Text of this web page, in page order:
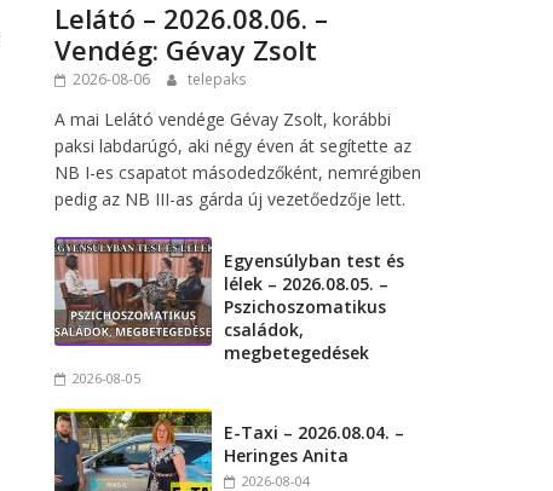
Lelátó – 2026.08.06. –
Vendég: Gévay Zsolt
2026-08-06 telepaks
A mai Lelátó vendége Gévay Zsolt, korábbi
paksi labdarúgó, aki négy éven át segítette az
NB I-es csapatot másodedzőként, nemrégiben
pedig az NB III-as gárda új vezetőedzője lett.
Egyensúlyban test és
lélek – 2026.08.05. –
Pszichoszomatikus
családok,
megbetegedések
2026-08-05
E-Taxi – 2026.08.04. –
Heringes Anita
2026-08-04